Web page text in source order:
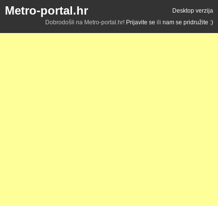
Metro-portal.hr
Desktop verzija
Dobrodošli na Metro-portal.hr! Prijavite se ili nam se pridružite :)